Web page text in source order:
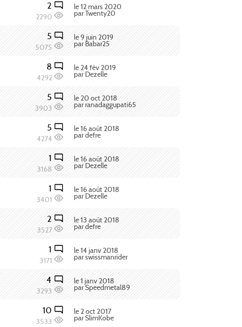
2
2290
le 12 mars 2020
par Twenty20
5
5075
le 9 juin 2019
par Babar25
8
4292
le 24 fév 2019
par Dezelle
5
3903
le 20 oct 2018
par ranadaggupati65
5
4274
le 16 août 2018
par defre
1
3168
le 16 août 2018
par Dezelle
1
3401
le 16 août 2018
par Dezelle
2
3527
le 13 août 2018
par defre
1
3171
le 14 janv 2018
par swissmanrider
4
3293
le 1 janv 2018
par Speedmetal89
10
3533
le 2 oct 2017
par SlimKobe